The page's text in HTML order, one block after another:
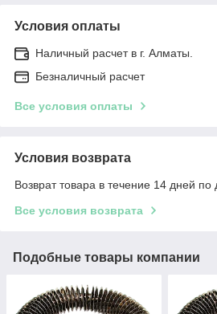
Условия оплаты
Наличный расчет в г. Алматы.
Безналичный расчет
Все условия оплаты
Условия возврата
Возврат товара в течение 14 дней по
Все условия возврата
Подобные товары компании